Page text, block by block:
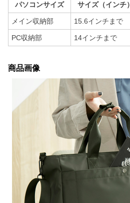
パソコンサイズ サイズ（インチ）
メイン収納部 15.6インチまで
PC収納部 14インチまで
商品画像